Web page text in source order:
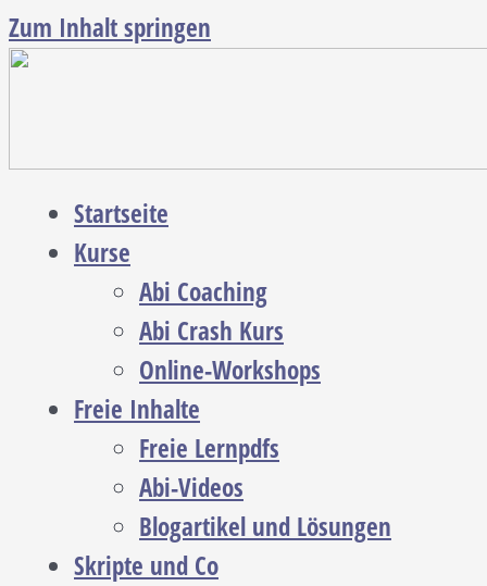
Zum Inhalt springen
Startseite
Kurse
Abi Coaching
Abi Crash Kurs
Online-Workshops
Freie Inhalte
Freie Lernpdfs
Abi-Videos
Blogartikel und Lösungen
Skripte und Co